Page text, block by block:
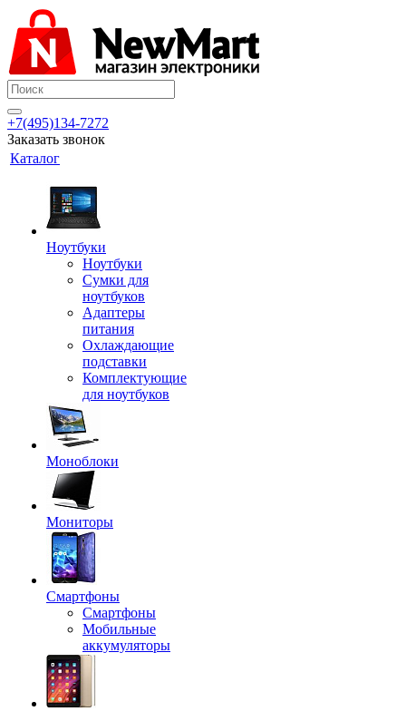
+7(495)134-7272
Заказать звонок
Каталог
Ноутбуки
Ноутбуки
Сумки для
ноутбуков
Адаптеры
питания
Охлаждающие
подставки
Комплектующие
для ноутбуков
Моноблоки
Мониторы
Смартфоны
Смартфоны
Мобильные
аккумуляторы